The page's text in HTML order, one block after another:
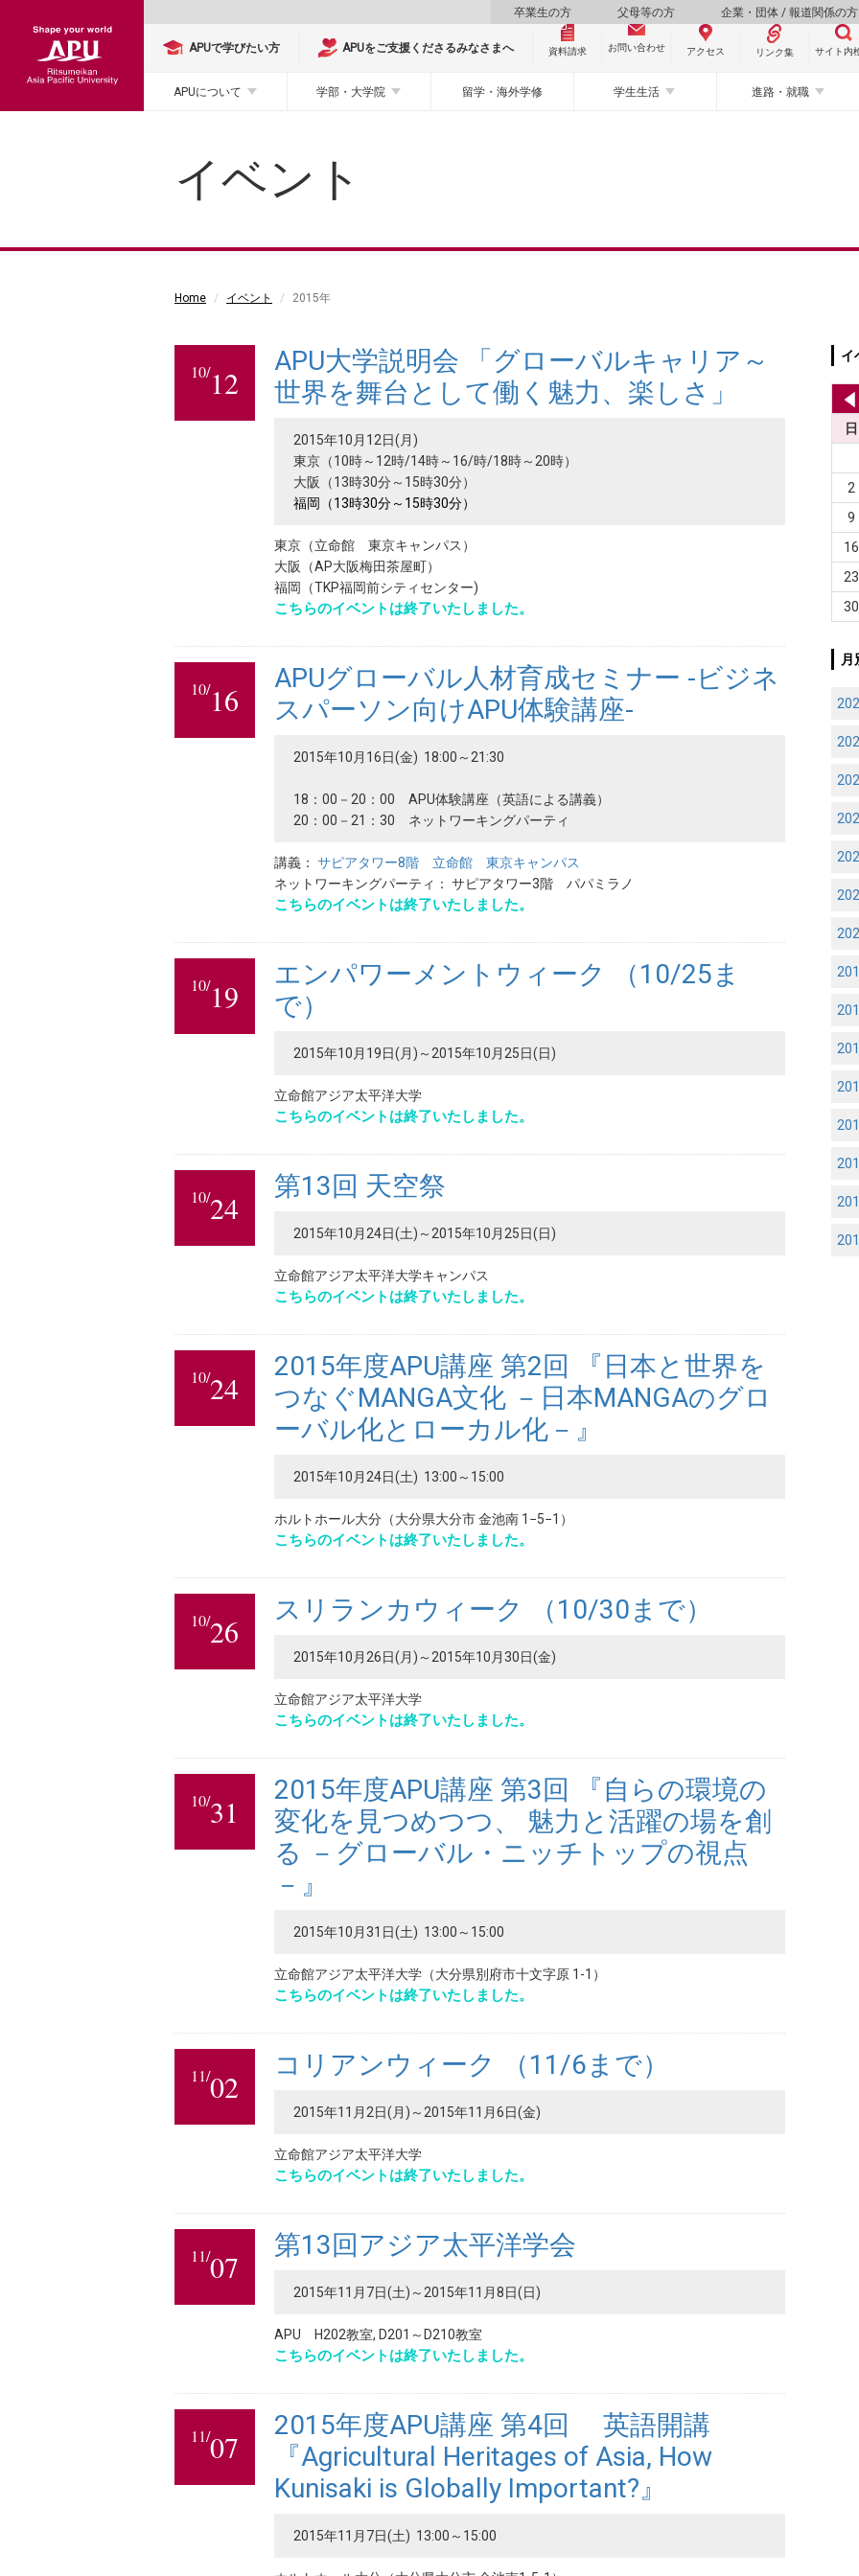
卒業生の方 父母等の方 企業・団体 / 報道関係の方
APUで学びたい方 APUをご支援くださるみなさまへ 資料請求 お問い合わせ アクセス リンク集 サイト内
APUについて 学部・大学院 留学・海外学修 学生生活 進路・就職
イベント
Home イベント 2015年
10/12
APU大学説明会 「グローバルキャリア～
世界を舞台として働く魅力、楽しさ」
2015年10月12日(月)
東京（10時～12時/14時～16/時/18時～20時）
大阪（13時30分～15時30分）
福岡（13時30分～15時30分）
東京（立命館 東京キャンパス）
大阪（AP大阪梅田茶屋町）
福岡（TKP福岡前シティセンター)
こちらのイベントは終了いたしました。
10/16
APUグローバル人材育成セミナー -ビジネ
スパーソン向けAPU体験講座-
2015年10月16日(金) 18:00～21:30
18：00－20：00 APU体験講座（英語による講義）
20：00－21：30 ネットワーキングパーティ
講義： サピアタワー8階 立命館 東京キャンパス
ネットワーキングパーティ： サピアタワー3階 パパミラノ
こちらのイベントは終了いたしました。
10/19
エンパワーメントウィーク （10/25ま
で）
2015年10月19日(月)～2015年10月25日(日)
立命館アジア太平洋大学
こちらのイベントは終了いたしました。
10/24
第13回 天空祭
2015年10月24日(土)～2015年10月25日(日)
立命館アジア太平洋大学キャンパス
こちらのイベントは終了いたしました。
10/24
2015年度APU講座 第2回 『日本と世界を
つなぐMANGA文化 －日本MANGAのグロ
ーバル化とローカル化－』
2015年10月24日(土) 13:00～15:00
ホルトホール大分（大分県大分市 金池南 1−5−1）
こちらのイベントは終了いたしました。
10/26
スリランカウィーク （10/30まで）
2015年10月26日(月)～2015年10月30日(金)
立命館アジア太平洋大学
こちらのイベントは終了いたしました。
10/31
2015年度APU講座 第3回 『自らの環境の
変化を見つめつつ、 魅力と活躍の場を創
る －グローバル・ニッチトップの視点
－』
2015年10月31日(土) 13:00～15:00
立命館アジア太平洋大学（大分県別府市十文字原 1-1）
こちらのイベントは終了いたしました。
11/02
コリアンウィーク （11/6まで）
2015年11月2日(月)～2015年11月6日(金)
立命館アジア太平洋大学
こちらのイベントは終了いたしました。
11/07
第13回アジア太平洋学会
2015年11月7日(土)～2015年11月8日(日)
APU H202教室, D201～D210教室
こちらのイベントは終了いたしました。
11/07
2015年度APU講座 第4回 英語開講
『Agricultural Heritages of Asia, How
Kunisaki is Globally Important?』
2015年11月7日(土) 13:00～15:00
イ
日
2
9
16
23
30